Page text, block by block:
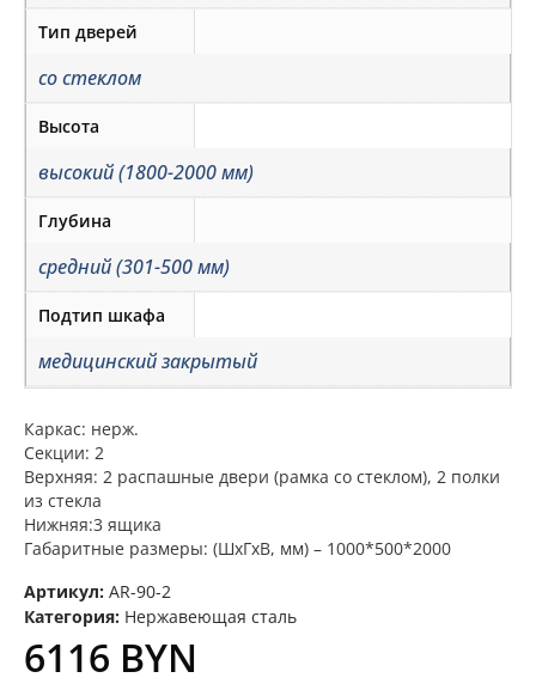
Тип дверей
со стеклом
Высота
высокий (1800-2000 мм)
Глубина
средний (301-500 мм)
Подтип шкафа
медицинский закрытый
Каркас: нерж.
Секции: 2
Верхняя: 2 распашные двери (рамка со стеклом), 2 полки
из стекла
Нижняя:3 ящика
Габаритные размеры: (ШхГхВ, мм) – 1000*500*2000
Артикул: AR-90-2
Категория: Нержавеющая сталь
6116 BYN